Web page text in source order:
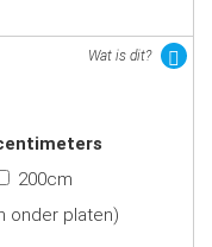
Wat is dit?
200cm
onder platen)